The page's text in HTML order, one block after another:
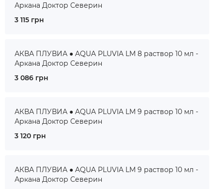
Аркана Доктор Северин
3 115 грн
АКВА ПЛУВИА ● AQUA PLUVIA LM 8 раствор 10 мл -
Аркана Доктор Северин
3 086 грн
АКВА ПЛУВИА ● AQUA PLUVIA LM 9 раствор 10 мл -
Аркана Доктор Северин
3 120 грн
АКВА ПЛУВИА ● AQUA PLUVIA LM 9 раствор 10 мл -
Аркана Доктор Северин